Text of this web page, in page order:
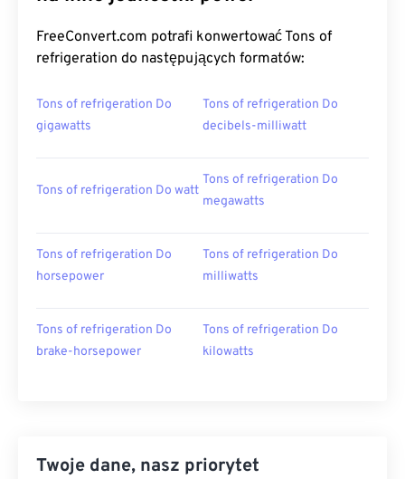
FreeConvert.com potrafi konwertować Tons of
refrigeration do następujących formatów:
Tons of refrigeration Do
gigawatts
Tons of refrigeration Do
decibels-milliwatt
Tons of refrigeration Do watt
Tons of refrigeration Do
megawatts
Tons of refrigeration Do
horsepower
Tons of refrigeration Do
milliwatts
Tons of refrigeration Do
brake-horsepower
Tons of refrigeration Do
kilowatts
Twoje dane, nasz priorytet